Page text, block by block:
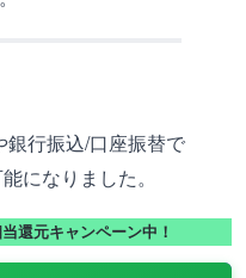
行振込/口座振替で
になりました。
還元キャンペーン中！